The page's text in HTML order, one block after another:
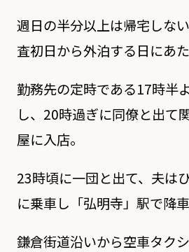
週日の半分以上は帰宅しな
査初日から外泊する日にあた
勤務先の定時である17時半
し、20時過ぎに同僚と出て
屋に入店。
23時頃に一団と出て、夫は
に乗車し「弘明寺」駅で降車
鎌倉街道沿いから空車タク